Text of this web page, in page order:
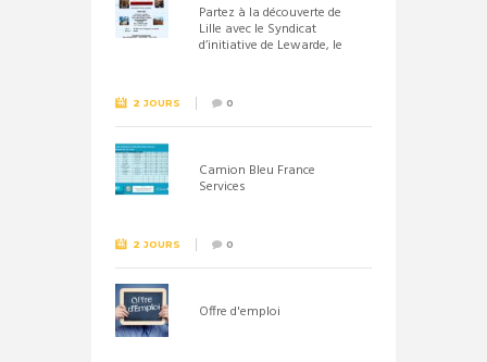
Partez à la découverte de
Lille avec le Syndicat
d’initiative de Lewarde, le
2 JOURS 0
Camion Bleu France
Services
2 JOURS 0
Offre d'emploi